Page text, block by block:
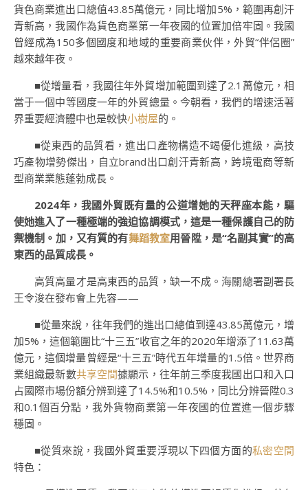
貨色商業進出口總值43.85萬億元，同比增加5%，範圍再創汗
青新高，我國作為貨色商業第一年夜國的位置加倍牢固。我國
曾經成為150多個國度和地域的重要商業伙伴，外貿“伴侶圈”
越來越年夜。
■從增量看，我國往年外貿增加範圍到達了2.1萬億元，相
當于一個中等國度一年的外貿總量。今朝看，我們的增速活著
界重要經濟體中也是較快小樹屋的。
■從東西的品質看，進出口產物構造不竭優化進級，高技
巧產物增勢傑出，自立brand出口創汗青新高，跨境電商等新
型商業業態蓬勃成長。
2024年，我國外貿既有量的公道增她的天秤座本能，驅
使她進入了一種極端的強迫協調模式，這是一種保護自己的防
禦機制。加，又有質的有舞蹈教室用晉陞，是“名副其實”的高
東西的品質成長。
高質高量才是高東西的品質，缺一不成。海關總署副署長
王令浚在發布會上先容——
■從量來說，往年我們的進出口總值到達43.85萬億元，增
加5%，這個範圍比“十三五”收官之年的2020年增添了11.63萬
億元，這個增量曾經是“十三五”時代五年增量的1.5倍。世界商
業組織最新數共享空間據顯示，往年前三季度我國出口和入口
占國際市場份額分辨到達了14.5%和10.5%，同比分辨晉陞0.3
和0.1個百分點，我外貨物商業第一年夜國的位置進一個步驟
穩固。
■從質來說，我國外貿重要浮現以下四個方面的私密空間
特色：